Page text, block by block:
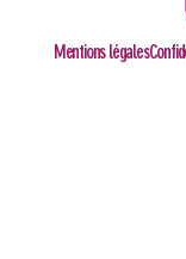
Mentions légales